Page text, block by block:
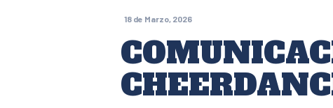
18 de Marzo, 2026